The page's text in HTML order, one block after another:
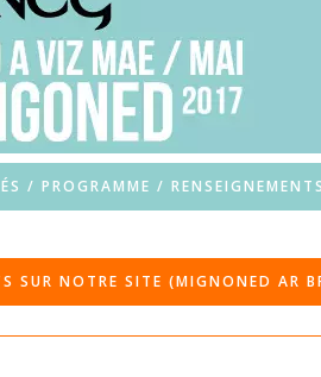
/ PROGRAMME /
SUR NOTRE SITE (MIGNONED AR